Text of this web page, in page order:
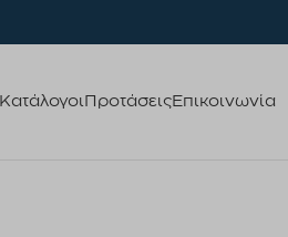
Κατάλογοι ΠροτάσειςΕπικοινωνία